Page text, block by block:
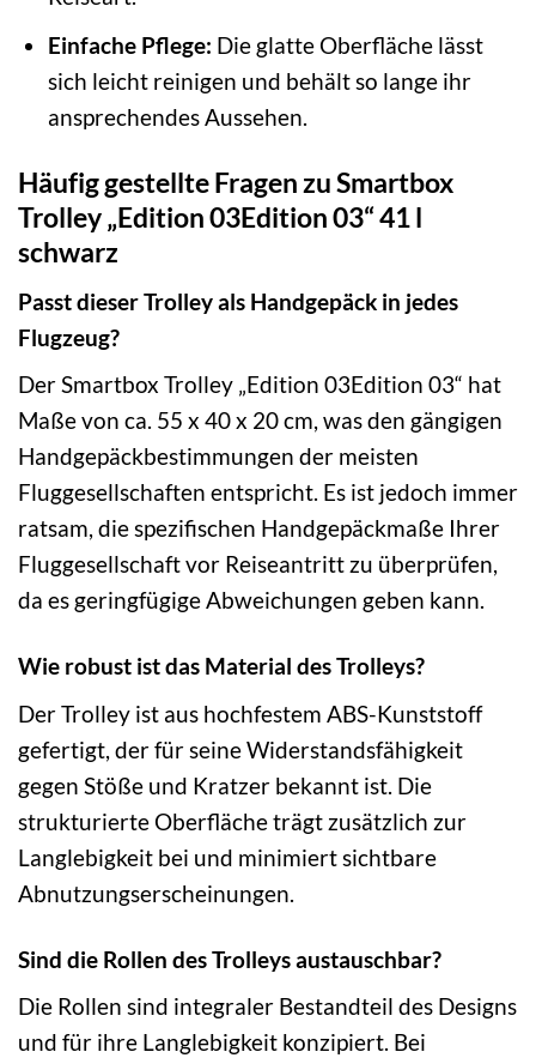
Einfache Pflege: Die glatte Oberfläche lässt
sich leicht reinigen und behält so lange ihr
ansprechendes Aussehen.
Häufig gestellte Fragen zu Smartbox
Trolley „Edition 03Edition 03“ 41 l
schwarz
Passt dieser Trolley als Handgepäck in jedes
Flugzeug?
Der Smartbox Trolley „Edition 03Edition 03“ hat
Maße von ca. 55 x 40 x 20 cm, was den gängigen
Handgepäckbestimmungen der meisten
Fluggesellschaften entspricht. Es ist jedoch immer
ratsam, die spezifischen Handgepäckmaße Ihrer
Fluggesellschaft vor Reiseantritt zu überprüfen,
da es geringfügige Abweichungen geben kann.
Wie robust ist das Material des Trolleys?
Der Trolley ist aus hochfestem ABS-Kunststoff
gefertigt, der für seine Widerstandsfähigkeit
gegen Stöße und Kratzer bekannt ist. Die
strukturierte Oberfläche trägt zusätzlich zur
Langlebigkeit bei und minimiert sichtbare
Abnutzungserscheinungen.
Sind die Rollen des Trolleys austauschbar?
Die Rollen sind integraler Bestandteil des Designs
und für ihre Langlebigkeit konzipiert. Bei